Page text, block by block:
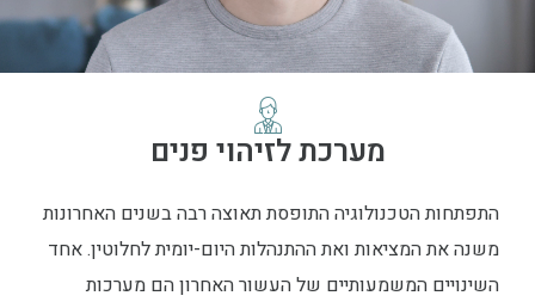
מערכת לזיהוי פנים
התפתחות הטכנולוגיה התופסת תאוצה רבה בשנים האחרונות
משנה את המציאות ואת ההתנהלות היום-יומית לחלוטין. אחד
השינויים המשמעותיים של העשור האחרון הם מערכות